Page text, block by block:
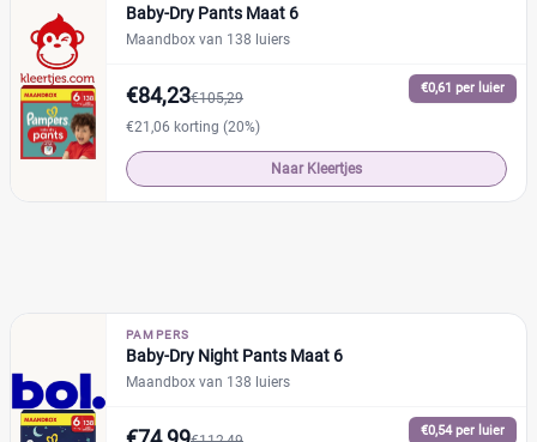
Baby-Dry Pants Maat 6
Maandbox van 138 luiers
€0,61 per luier
€84,23€105,29
€21,06 korting (20%)
Naar Kleertjes
PAMPERS
Baby-Dry Night Pants Maat 6
Maandbox van 138 luiers
€0,54 per luier